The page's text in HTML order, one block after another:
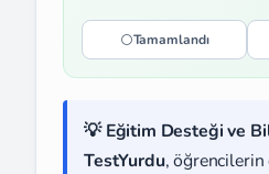
Tamamlandı
💡 Eğitim Desteği ve
TestYurdu, öğrencilerin